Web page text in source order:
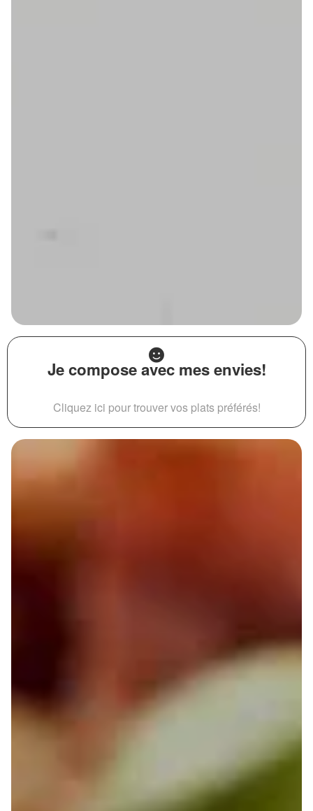
Je compose avec mes envies!
Cliquez ici pour trouver vos plats préférés!